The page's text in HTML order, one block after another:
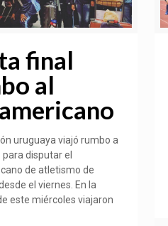
final
al
uruguaya viajó rumbo a
disputar el
de atletismo de
el viernes. En la
este miércoles viajaron